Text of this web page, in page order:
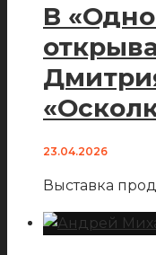
В
23.04.2026
Выставка